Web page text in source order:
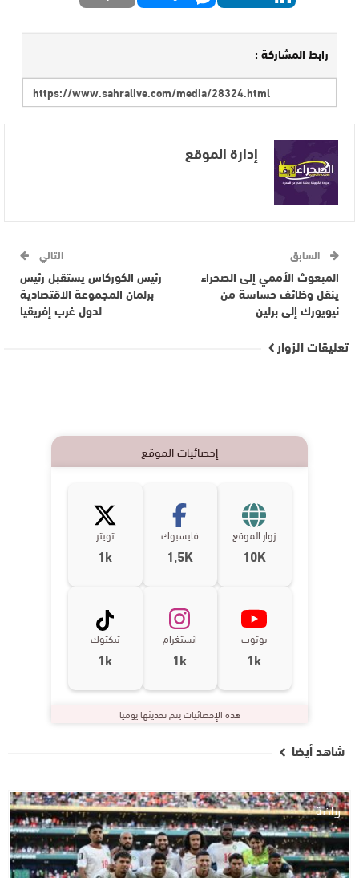
رابط المشاركة :
إدارة الموقع
السابق
المبعوث الأممي إلى الصحراء
ينقل وظائف حساسة من
نيويورك إلى برلين
التالي
رئيس الكوركاس يستقبل رئيس
برلمان المجموعة الاقتصادية
لدول غرب إفريقيا
تعليقات الزوار
إحصائيات الموقع
زوار الموقع
10K
فايسبوك
1,5K
تويتر
1k
يوتوب
1k
انستغرام
1k
تيكتوك
1k
هذه الإحصائيات يتم تحديثها يوميا
شاهد أيضا
رياضة